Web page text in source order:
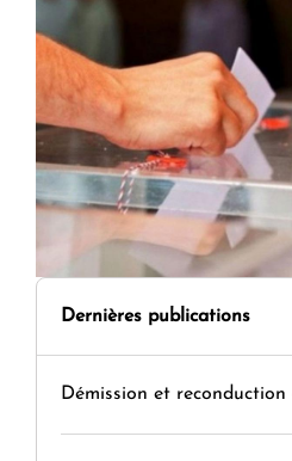
Dernières publications
Démission et